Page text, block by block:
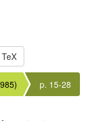
p. 15-28